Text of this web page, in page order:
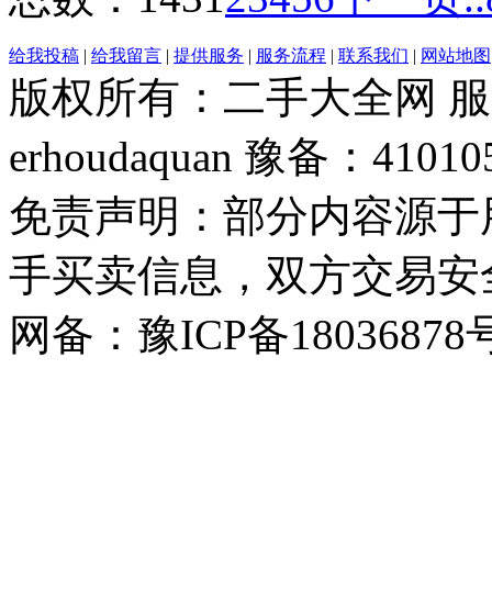
给我投稿 | 给我留言 | 提供服务 | 服务流程 | 联系我们 | 网站地图
版权所有：二手大全网
erhoudaquan 豫备：
免责声明：部分内容源
手买卖信息，双方交易
网备：豫ICP备18036878